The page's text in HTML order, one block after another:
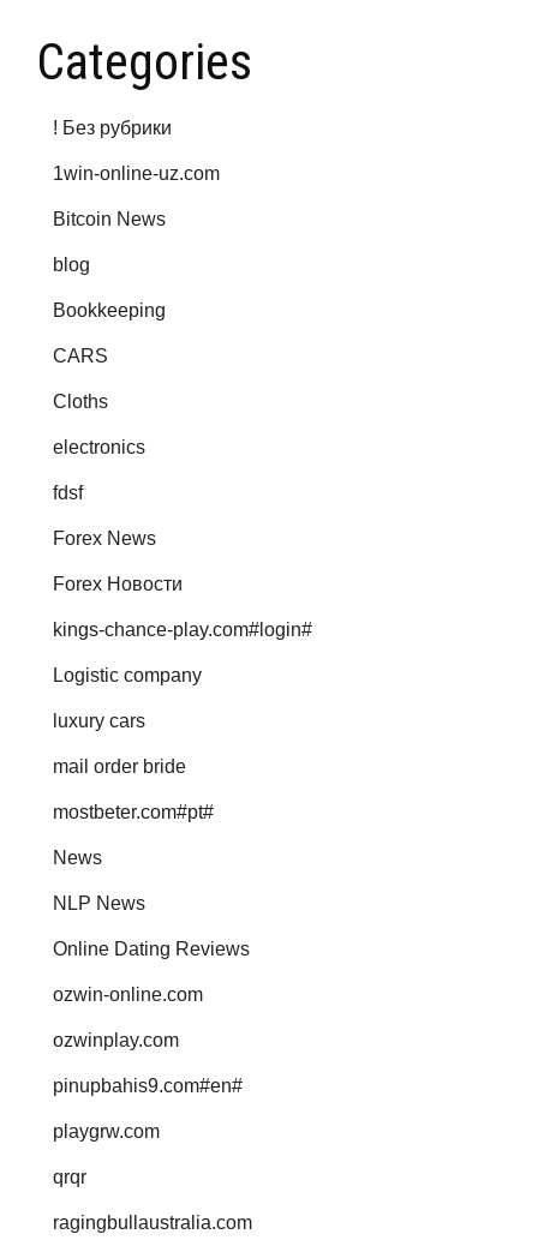
Categories
! Без рубрики
1win-online-uz.com
Bitcoin News
blog
Bookkeeping
CARS
Cloths
electronics
fdsf
Forex News
Forex Новости
kings-chance-play.com#login#
Logistic company
luxury cars
mail order bride
mostbeter.com#pt#
News
NLP News
Online Dating Reviews
ozwin-online.com
ozwinplay.com
pinupbahis9.com#en#
playgrw.com
qrqr
ragingbullaustralia.com